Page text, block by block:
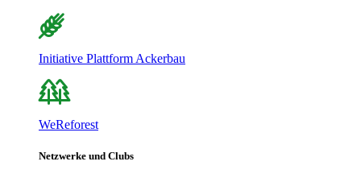
Initiative Plattform Ackerbau
WeReforest
Netzwerke und Clubs